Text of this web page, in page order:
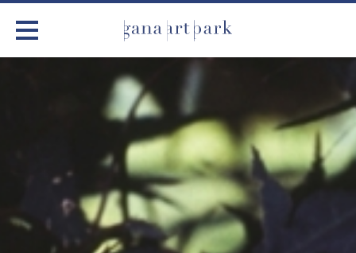
가나아트파크
전시
어린이 체험
작품소개